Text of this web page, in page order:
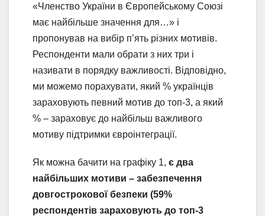
«Членство України в Європейському Союзі
має найбільше значення для…» і
пропонував на вибір п’ять різних мотивів.
Респонденти мали обрати з них три і
називати в порядку важливості. Відповідно,
ми можемо порахувати, який % українців
зараховують певний мотив до топ-3, а який
% – зараховує до найбільш важливого
мотиву підтримки євроінтеграції.
Як можна бачити на графіку 1, є два
найбільших мотиви – забезпечення
довгострокової безпеки (59%
респондентів зараховують до топ-3